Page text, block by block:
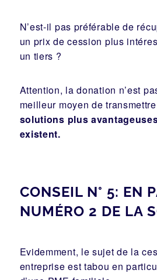
N’est-il pas préférable de
un prix de cession plus
un tiers ?
Attention, la donation n’est
meilleur moyen de
solutions plus
existent.
CONSEIL N° 5: EN
NUMÉRO 2 DE LA
Evidemment, le sujet de la
entreprise est tabou en